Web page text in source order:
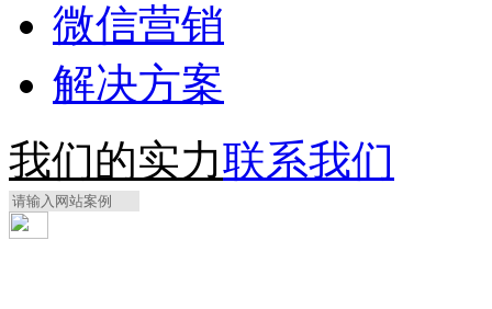
微信营销
解决方案
我们的实力联系我们